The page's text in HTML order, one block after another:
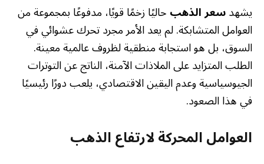
يشهدسعر الذهبحاليًا زخمًا قويًا، مدفوعًا بمجموعة من
العوامل المتشابكة. لم يعد الأمر مجرد تحرك عشوائي في
السوق، بل هو استجابة منطقية لظروف عالمية معينة.
الطلب المتزايد على الملاذات الآمنة، الناتج عن التوترات
الجيوسياسية وعدم اليقين الاقتصادي، يلعب دورًا رئيسيًا
في هذا الصعود.
العوامل المحركة لارتفاع الذهب